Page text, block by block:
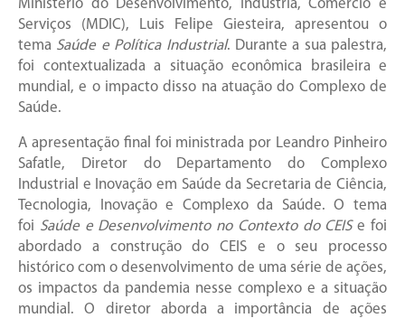
Ministério do Desenvolvimento, Indústria, Comércio e
Serviços (MDIC), Luis Felipe Giesteira, apresentou o
tema Saúde e Política Industrial. Durante a sua palestra,
foi contextualizada a situação econômica brasileira e
mundial, e o impacto disso na atuação do Complexo de
Saúde.
A apresentação final foi ministrada por Leandro Pinheiro
Safatle, Diretor do Departamento do Complexo
Industrial e Inovação em Saúde da Secretaria de Ciência,
Tecnologia, Inovação e Complexo da Saúde. O tema
foi Saúde e Desenvolvimento no Contexto do CEISe foi
abordado a construção do CEIS e o seu processo
histórico com o desenvolvimento de uma série de ações,
os impactos da pandemia nesse complexo e a situação
mundial. O diretor aborda a importância de ações